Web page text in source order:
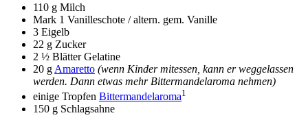
110 g Milch
Mark 1 Vanilleschote / altern. gem. Vanille
3 Eigelb
22 g Zucker
2 ½ Blätter Gelatine
20 g Amaretto (wenn Kinder mitessen, kann er weggelassen
werden. Dann etwas mehr Bittermandelaroma nehmen)
einige Tropfen Bittermandelaroma1
150 g Schlagsahne